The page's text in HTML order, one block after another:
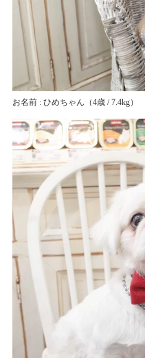
お名前 : ひめちゃん （4歳 / 7.4kg）